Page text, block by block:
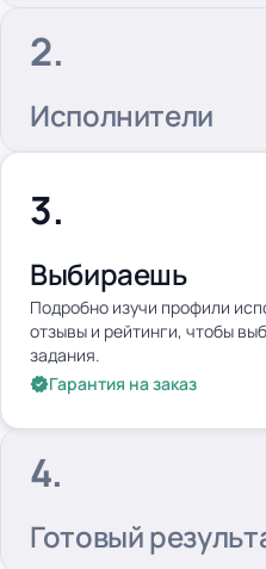
Исполнители
Выбираешь
Подробно изучи профили
отзывы и рейтинги, чтобы
задания.
Гарантия на заказ
Готовый